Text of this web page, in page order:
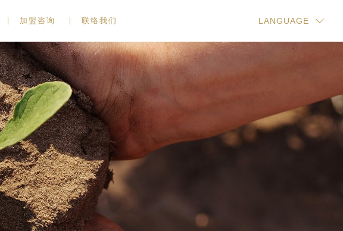
加盟咨询 联络我们 LANGUAGE